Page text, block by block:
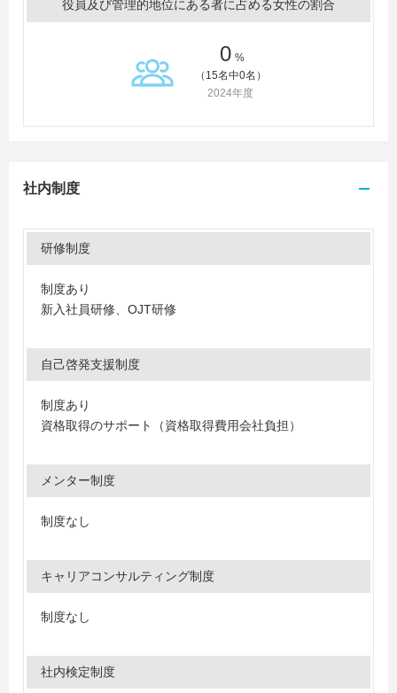
役員及び管理的地位にある者に占める女性の割合
0 %
（15名中0名）
2024年度
社内制度
研修制度
制度あり
新入社員研修、OJT研修
自己啓発支援制度
制度あり
資格取得のサポート（資格取得費用会社負担）
メンター制度
制度なし
キャリアコンサルティング制度
制度なし
社内検定制度